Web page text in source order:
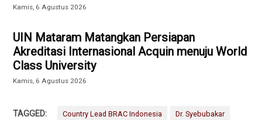
Kamis, 6 Agustus 2026
UIN Mataram Matangkan Persiapan
Akreditasi Internasional Acquin menuju World
Class University
Kamis, 6 Agustus 2026
TAGGED: Country Lead BRAC Indonesia Dr. Syebubakar